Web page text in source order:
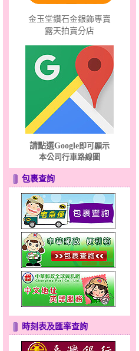
金玉堂鑽石金銀飾專賣
露天拍賣分店
請點選Google即可顯示
本公司行車路線圖
包裹查詢
時刻表及匯率查詢